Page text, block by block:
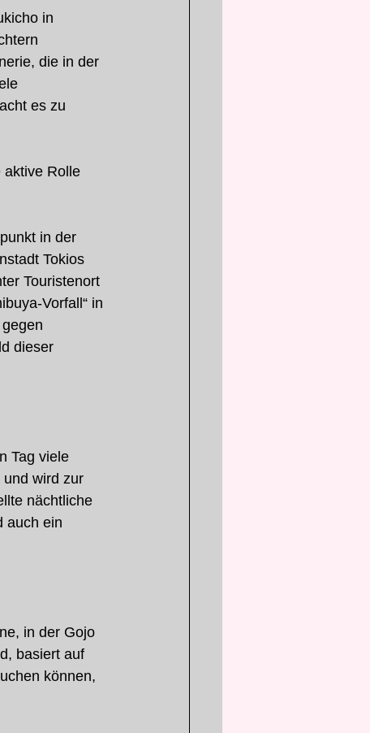
in
die in der
es zu
aktive Rolle
in der
Tokios
Touristenort
Vorfall“ in
dieser
Tag viele
wird zur
nächtliche
auch ein
in der Gojo
basiert auf
können,